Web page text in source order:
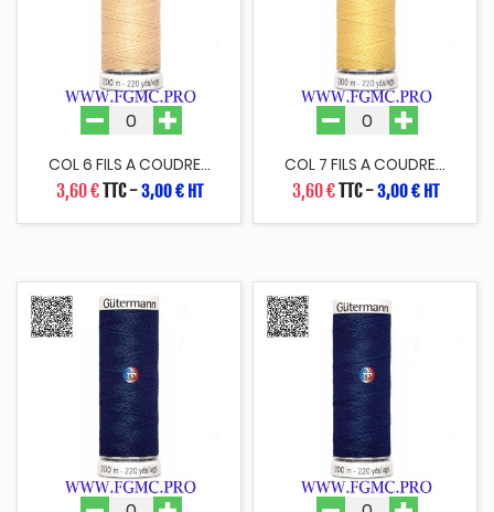
COL 6 FILS A COUDRE...
3,60 €TTC-3,00 € HT
COL 7 FILS A COUDRE...
3,60 €TTC-3,00 € HT